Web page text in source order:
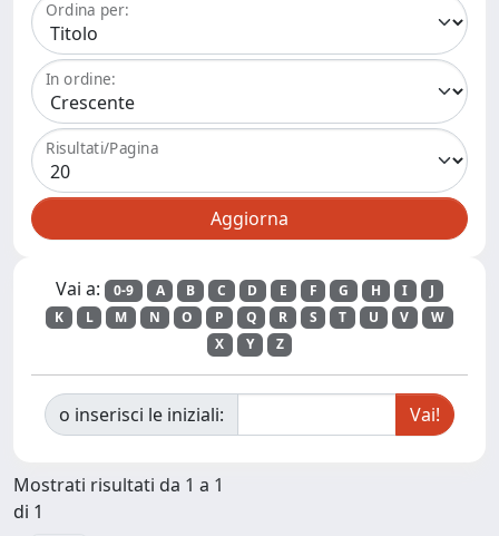
Ordina per:
In ordine:
Risultati/Pagina
Vai a: 0-9 A B C D E F G H I
J
K
L M N O P Q R S T U V
W
X
Y Z
o inserisci le iniziali:
Mostrati risultati da 1 a 1
di 1